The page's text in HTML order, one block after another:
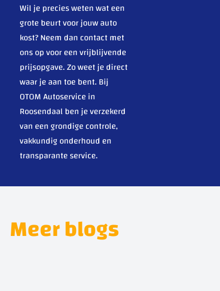
Wil je precies weten wat een
grote beurt voor jouw auto
kost? Neem dan contact met
ons op voor een vrijblijvende
prijsopgave. Zo weet je direct
waar je aan toe bent. Bij
OTOM Autoservice in
Roosendaal ben je verzekerd
van een grondige controle,
vakkundig onderhoud en
transparante service.
Meer blogs